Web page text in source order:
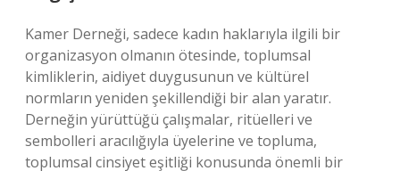
Kamer Derneği, sadece kadın haklarıyla ilgili bir
organizasyon olmanın ötesinde, toplumsal
kimliklerin, aidiyet duygusunun ve kültürel
normların yeniden şekillendiği bir alan yaratır.
Derneğin yürüttüğü çalışmalar, ritüelleri ve
sembolleri aracılığıyla üyelerine ve topluma,
toplumsal cinsiyet eşitliği konusunda önemli bir